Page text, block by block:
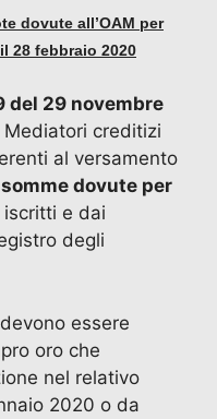
dovute all’OAM per
28 febbraio 2020
del 29 novembre
Mediatori creditizi
al versamento
dovute per
e dai
degli
essere
oro che
nel relativo
2020 o da